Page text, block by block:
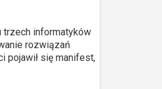
trzech informatyków
rozwiązań
pojawił się manifest,